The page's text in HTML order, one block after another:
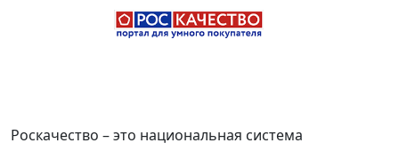
Роскачество – это национальная система